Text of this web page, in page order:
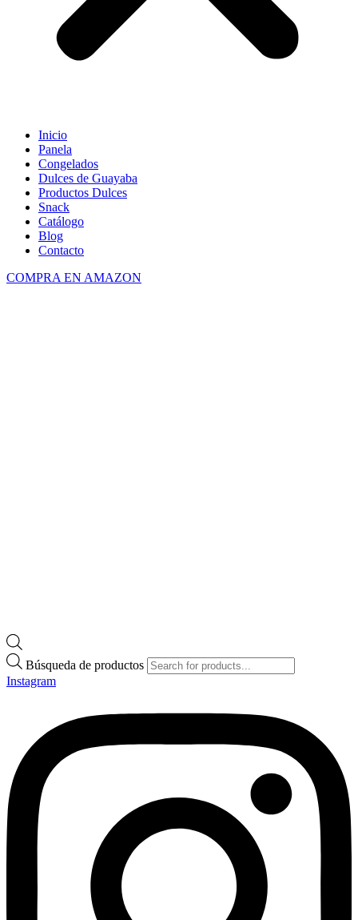
Inicio
Panela
Congelados
Dulces de Guayaba
Productos Dulces
Snack
Catálogo
Blog
Contacto
COMPRA EN AMAZON
Búsqueda de productos
Instagram